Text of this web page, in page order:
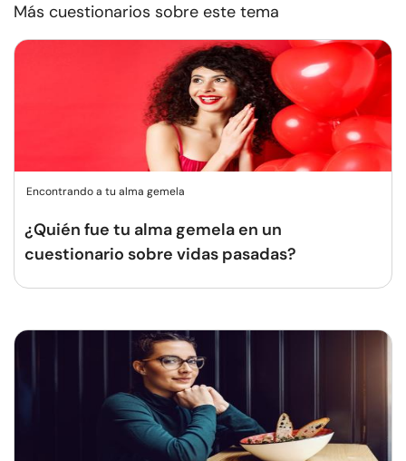
Más cuestionarios sobre este tema
Encontrando a tu alma gemela
¿Quién fue tu alma gemela en un
cuestionario sobre vidas pasadas?